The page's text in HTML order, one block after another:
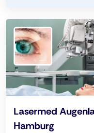
Lasermed
Hamburg